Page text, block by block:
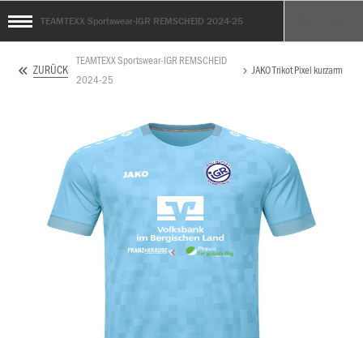
TEAMTEXX Sportswear-IGR REMSCHEID 2024-25
ZURÜCK
TEAMTEXX Sportswear-IGR REMSCHEID
2024-25
JAKO Trikot Pixel kurzarm